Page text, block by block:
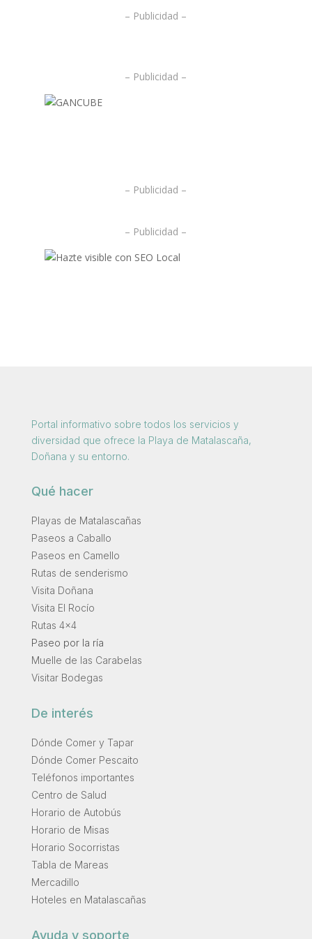
– Publicidad –
– Publicidad –
– Publicidad –
– Publicidad –
Portal informativo sobre todos los servicios y
diversidad que ofrece la Playa de Matalascaña,
Doñana y su entorno.
Qué hacer
Playas de Matalascañas
Paseos a Caballo
Paseos en Camello
Rutas de senderismo
Visita Doñana
Visita El Rocío
Rutas 4×4
Paseo por la ría
Muelle de las Carabelas
Visitar Bodegas
De interés
Dónde Comer y Tapar
Dónde Comer Pescaito
Teléfonos importantes
Centro de Salud
Horario de Autobús
Horario de Misas
Horario Socorristas
Tabla de Mareas
Mercadillo
Hoteles en Matalascañas
Ayuda y soporte